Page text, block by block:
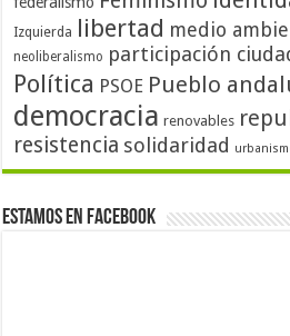
Izquierda libertad medio
neoliberalismo participación
Política PSOE Pueblo
democracia renovables
resistencia solidaridad
Estamos en Facebook